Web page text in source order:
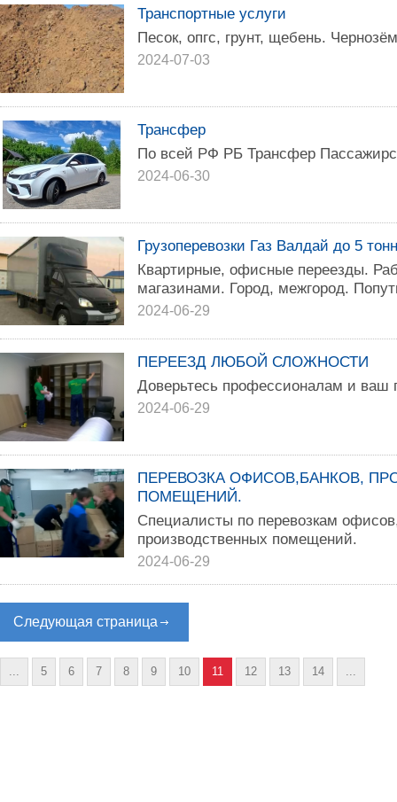
Транспортные услуги
Песок, опгс, грунт, щебень. Чернозём
2024-07-03
Трансфер
По всей РФ РБ Трансфер
2024-06-30
Грузоперевозки Газ Валдай до 5
Квартирные, офисные переезды.
магазинами. Город, межгород.
2024-06-29
ПЕРЕЕЗД ЛЮБОЙ СЛОЖНОСТИ
Доверьтесь профессионалам и ваш
2024-06-29
ПЕРЕВОЗКА ОФИСОВ,БАНКОВ,
ПОМЕЩЕНИЙ.
Специалисты по перевозкам
производственных помещений.
2024-06-29
Следующая страница
... 5 6 7 8 9 10 11 12 13 14 ...